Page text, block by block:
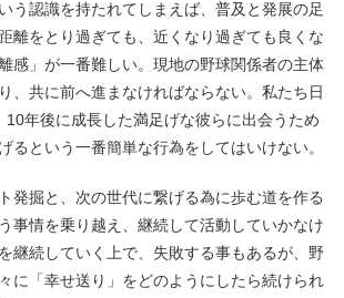
う認識を持たれてしまえば、普及と発展の足
離をとり過ぎても、近くなり過ぎても良くな
感」が一番難しい。現地の野球関係者の主体
、共に前へ進まなければならない。私たち日
10年後に成長した満足げな彼らに出会うため
るという一番簡単な行為をしてはいけない。
発掘と、次の世代に繋げる為に歩む道を作る
事情を乗り越え、継続して活動していかなけ
継続していく上で、失敗する事もあるが、野
に「幸せ送り」をどのようにしたら続けられ